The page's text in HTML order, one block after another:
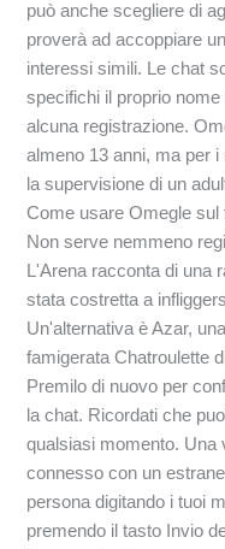
può anche scegliere di
proverà ad accoppiare
interessi simili. Le chat
specifichi il proprio
alcuna registrazione.
almeno 13 anni, ma per
la supervisione di un
Come usare Omegle sul
Non serve nemmeno
L'Arena racconta di una
stata costretta a
Un'alternativa è Azar,
famigerata Chatroulette
Premilo di nuovo per
la chat. Ricordati che
qualsiasi momento. Una
connesso con un
persona digitando i tuoi
premendo il tasto Invio